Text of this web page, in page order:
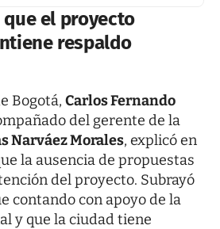
que el proyecto
respaldo
Bogotá, Carlos Fernando
del gerente de la
Narváez Morales, explicó en
la ausencia de propuestas
del proyecto. Subrayó
contando con apoyo de la
y que la ciudad tiene